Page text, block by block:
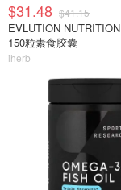
$31.48 $41.15
EVLUTION NUTRITION LeanMode
150粒素食胶囊
iherb